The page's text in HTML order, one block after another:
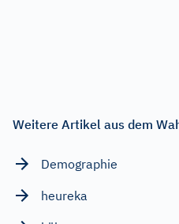
Weitere Artikel aus dem
Demographie
heureka